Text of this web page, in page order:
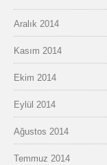
Aralık 2014
Kasım 2014
Ekim 2014
Eylül 2014
Ağustos 2014
Temmuz 2014